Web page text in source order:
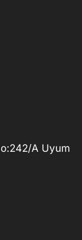
A Uyum